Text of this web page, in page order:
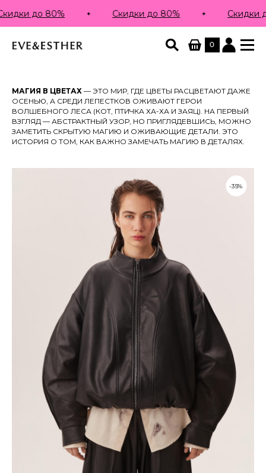
0
Скидки до 80% Скидки до 80%
МАГИЯ В ЦВЕТАХ — ЭТО МИР, ГДЕ ЦВЕТЫ РАСЦВЕТАЮТ ДАЖЕ
ОСЕНЬЮ, А СРЕДИ ЛЕПЕСТКОВ ОЖИВАЮТ ГЕРОИ
ВОЛШЕБНОГО ЛЕСА (КОТ, ПТИЧКА ХА-ХА И ЗАЯЦ). НА ПЕРВЫЙ
ВЗГЛЯД — АБСТРАКТНЫЙ УЗОР, НО ПРИГЛЯДЕВШИСЬ, МОЖНО
ЗАМЕТИТЬ СКРЫТУЮ МАГИЮ И ОЖИВАЮЩИЕ ДЕТАЛИ. ЭТО
ИСТОРИЯ О ТОМ, КАК ВАЖНО ЗАМЕЧАТЬ МАГИЮ В ДЕТАЛЯХ.
-35%